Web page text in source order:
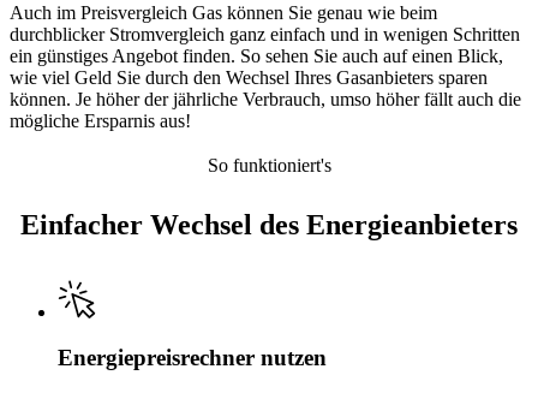
Auch im Preisvergleich Gas können Sie genau wie beim
durchblicker Stromvergleich ganz einfach und in wenigen Schritten
ein günstiges Angebot finden. So sehen Sie auch auf einen Blick,
wie viel Geld Sie durch den Wechsel Ihres Gasanbieters sparen
können. Je höher der jährliche Verbrauch, umso höher fällt auch die
mögliche Ersparnis aus!
So funktioniert's
Einfacher Wechsel des Energieanbieters
Energiepreisrechner nutzen